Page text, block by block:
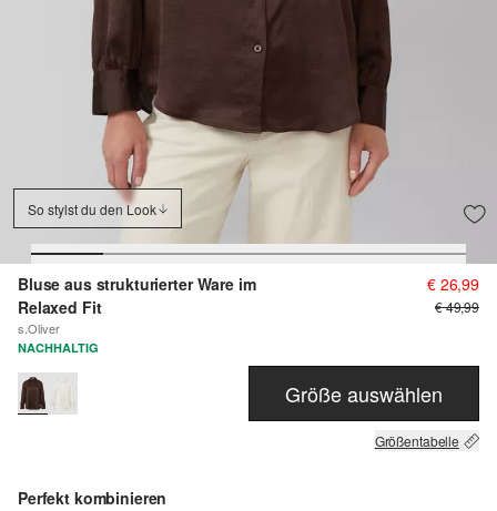
So stylst du den Look
Bluse aus strukturierter Ware im
Relaxed Fit
s.Oliver
€ 26,99
€ 49,99
NACHHALTIG
Größe auswählen
Größentabelle
Perfekt kombinieren